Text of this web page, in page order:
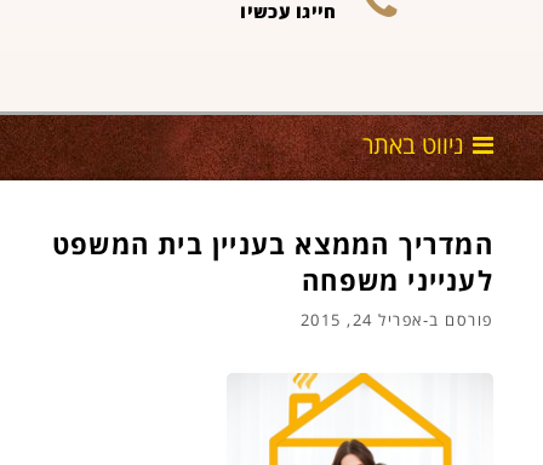
חייגו עכשיו
המדריך הממצא בעניין בית המשפט
לענייני משפחה
פורסם ב-אפריל 24, 2015